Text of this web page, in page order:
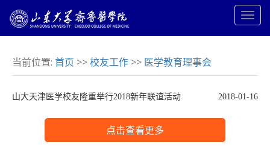
当前位置: 首页 >>校友工作 >> 医学教育理事会
山大天津医学校友隆重举行2018新年联谊活动 2018-01-16
点击查看更多